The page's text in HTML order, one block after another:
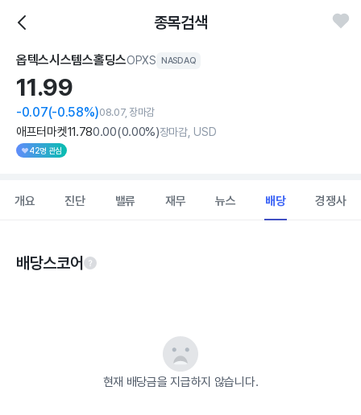
종목검색
옵텍스시스템스홀딩스OPXS NASDAQ
11.99
-0.07(-0.58%)08.07, 장마감
애프터마켓11.780.00(0.00%)장마감, USD
42명 관심
개요 진단 밸류 재무 뉴스 배당 경쟁사
배당스코어
현재 배당금을 지급하지 않습니다.